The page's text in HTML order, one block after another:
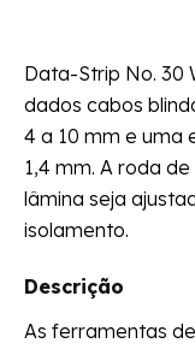
Data-Strip No. 30
dados cabos
4 a 10 mm e uma
1,4 mm. A roda
lâmina seja
isolamento.
Descrição
As ferramentas